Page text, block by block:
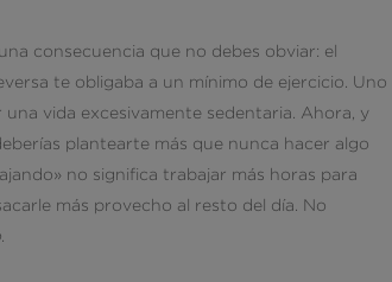
consecuencia que no debes obviar: el
te obligaba a un mínimo de ejercicio. Uno
vida excesivamente sedentaria. Ahora, y
plantearte más que nunca hacer algo
no significa trabajar más horas para
más provecho al resto del día. No